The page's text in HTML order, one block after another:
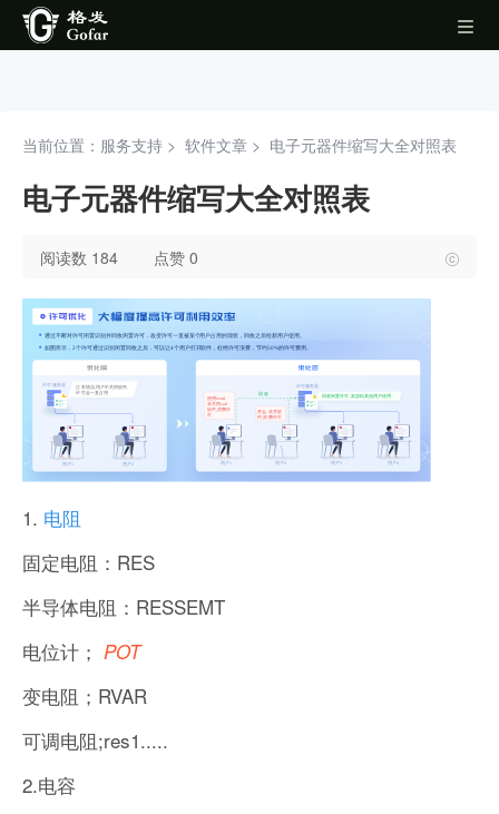
当前位置：服务支持 > 软件文章 > 电子元器件缩写大全对照表
电子元器件缩写大全对照表
阅读数 184 点赞 0
1. 电阻
固定电阻：RES
半导体电阻：RESSEMT
电位计； POT
变电阻；RVAR
可调电阻;res1.....
2.电容